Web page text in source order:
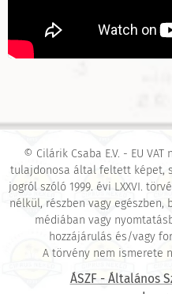
© Cilárik Csaba E.V. - EU
tulajdonosa által feltett képet,
jogról szóló 1999. évi LXXVI.
nélkül, részben vagy egészben,
médiában vagy
hozzájárulás és/vagy
A törvény nem ismerete
ÁSZF - Általános